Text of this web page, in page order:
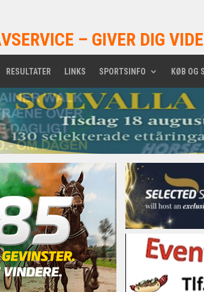
– GIVER DIG
RESULTATER LINKS SPORTSINFO KØB OG